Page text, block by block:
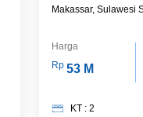
Makassar, Sulawesi
Harga
Rp53 M
KT : 2